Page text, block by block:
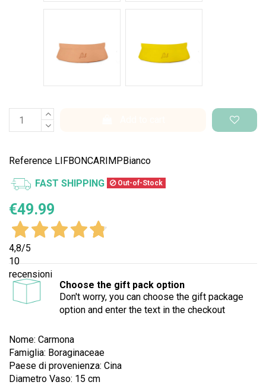
Reference LIFBONCARIMPBianco
FAST SHIPPING Out-of-Stock
€49.99
4,8/5
10
recensioni
Choose the gift pack option
Don't worry, you can choose the gift package
option and enter the text in the checkout
Nome: Carmona
Famiglia: Boraginaceae
Paese di provenienza: Cina
Diametro Vaso: 15 cm